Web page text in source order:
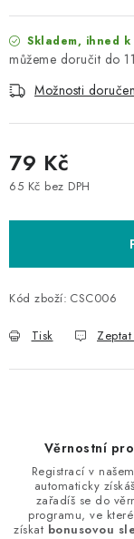
Skladem, ihned
Možnosti
79 Kč
65 Kč bez DPH
Kód zboží: CSC006
Tisk Zeptat
Věrnostní
Registrací v
automaticky
zařadíš se do
programu, ve
získat bonusovou